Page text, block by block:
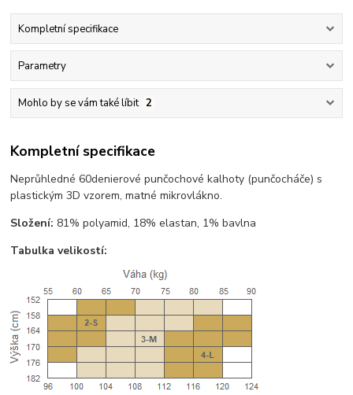
Kompletní specifikace
Parametry
Mohlo by se vám také líbit 2
Kompletní specifikace
Neprůhledné 60denierové punčochové kalhoty (punčocháče) s
plastickým 3D vzorem, matné mikrovlákno.
Složení: 81% polyamid, 18% elastan, 1% bavlna
Tabulka velikostí: